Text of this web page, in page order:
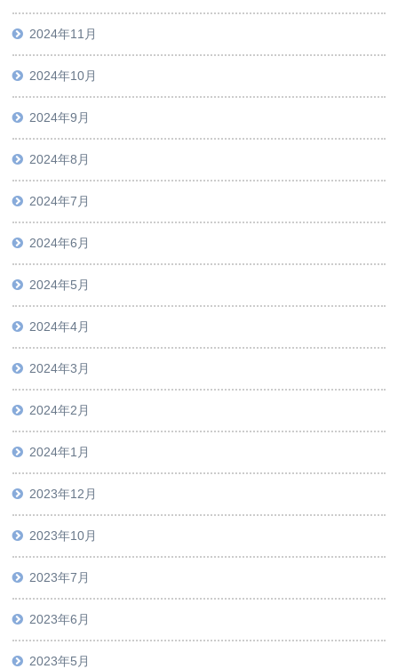
2024年11月
2024年10月
2024年9月
2024年8月
2024年7月
2024年6月
2024年5月
2024年4月
2024年3月
2024年2月
2024年1月
2023年12月
2023年10月
2023年7月
2023年6月
2023年5月